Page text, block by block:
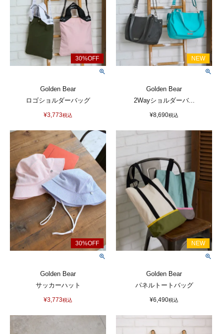
Golden Bear
ロゴショルダーバッグ
¥3,773税込
Golden Bear
2Wayショルダーバ...
¥8,690税込
Golden Bear
サッカーハット
¥3,773税込
Golden Bear
パネルトートバッグ
¥6,490税込